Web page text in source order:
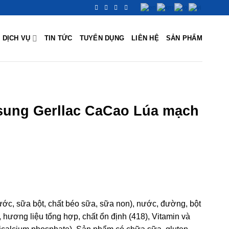
DỊCH VỤ TIN TỨC TUYỂN DỤNG LIÊN HỆ SẢN PHẨM
Gerllac CaCao Lúa mạch
sữa bột, chất béo sữa, sữa non), nước, đường, bột
hương liệu tổng hợp, chất ổn định (418), Vitamin và